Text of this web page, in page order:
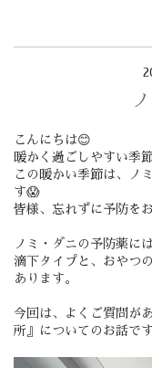
こんにちは😊
暖かく過ごしやすい季
この暖かい季節は、ノ
す😱
皆様、忘れずに予防を
ノミ・ダニの予防薬に
滴下タイプと、おやつ
あります。
今回は、よくご質問が
所』についてのお話で